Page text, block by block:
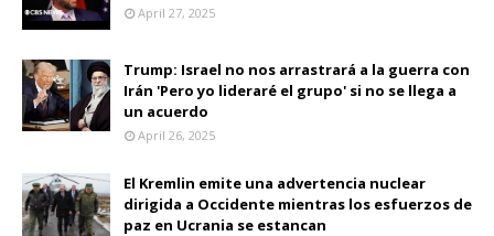
April 27, 2025
Trump: Israel no nos arrastrará a la guerra con
Irán 'Pero yo lideraré el grupo' si no se llega a
un acuerdo
April 26, 2025
El Kremlin emite una advertencia nuclear
dirigida a Occidente mientras los esfuerzos de
paz en Ucrania se estancan